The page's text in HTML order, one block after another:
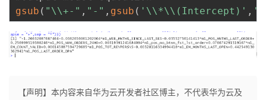
gsub ( "\\+-" , "-" , gsub ( '\\*\\(Intercept)' , ''
【声明】本内容来自华为云开发者社区博主，不代表华为云及